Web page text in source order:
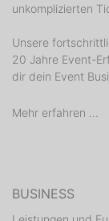
unkomplizierten
Unsere
20 Jahre Event-
dir dein Event
Mehr erfahren ...
BUSINESS